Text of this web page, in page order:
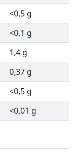
<0,5 g
<0,1 g
1,4 g
0,37 g
<0,5 g
<0,01 g